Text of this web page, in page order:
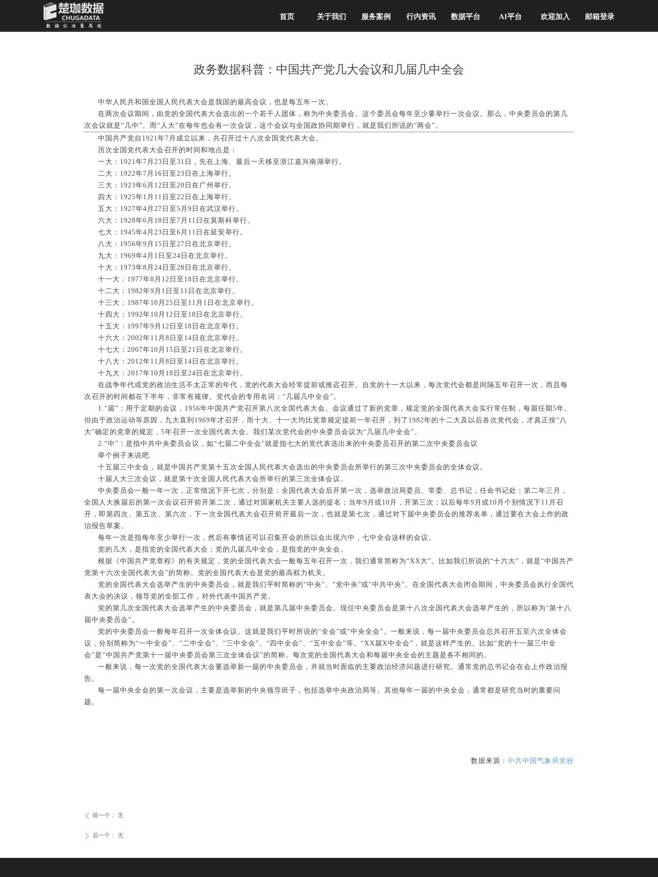
首页 关于我们 服务案例 行内资讯 数据平台 AI平台 欢迎加入 邮箱登录
政务数据科普：中国共产党几大会议和几届几中全会
中华人民共和国全国人民代表大会是我国的最高会议，也是每五年一次。
在两次会议期间，由党的全国代表大会选出的一个若干人团体，称为中央委员会。这个委员会每年至少要举行一次会议。那么，中央委员会的第几
次会议就是“几中”。而“人大”在每年也会有一次会议，这个会议与全国政协同期举行，就是我们所说的“两会”。
中国共产党自1921年7月成立以来，共召开过十八次全国党代表大会。
历次全国党代表大会召开的时间和地点是：
一大：1921年7月23日至31日，先在上海、最后一天移至浙江嘉兴南湖举行。
二大：1922年7月16日至23日在上海举行。
三大：1923年6月12日至20日在广州举行。
四大：1925年1月11日至22日在上海举行。
五大：1927年4月27日至5月9日在武汉举行。
六大：1928年6月18日至7月11日在莫斯科举行。
七大：1945年4月23日至6月11日在延安举行。
八大：1956年9月15日至27日在北京举行。
九大：1969年4月1日至24日在北京举行。
十大：1973年8月24日至28日在北京举行。
十一大：1977年8月12日至18日在北京举行。
十二大：1982年9月1日至11日在北京举行。
十三大：1987年10月25日至11月1日在北京举行。
十四大：1992年10月12日至18日在北京举行。
十五大：1997年9月12日至18日在北京举行。
十六大：2002年11月8日至14日在北京举行。
十七大：2007年10月15日至21日在北京举行。
十八大：2012年11月8日至14日在北京举行。
十九大：2017年10月18日至24日在北京举行。
在战争年代或党的政治生活不太正常的年代，党的代表大会经常提前或推迟召开。自党的十一大以来，每次党代会都是间隔五年召开一次，而且每
次召开的时间都在下半年，非常有规律。党代会的专用名词：“几届几中全会”。
1.“届”：用于定期的会议，1956年中国共产党召开第八次全国代表大会。会议通过了新的党章，规定党的全国代表大会实行常任制，每届任期5年。
但由于政治运动等原因，九大直到1969年才召开，而十大、十一大均比党章规定提前一年召开，到了1982年的十二大及以后各次党代会，才真正按“八
大”确定的党章的规定，5年召开一次全国代表大会。我们某次党代会的中央委员会议为“几届几中全会”。
2.“中”：是指中共中央委员会议，如“七届二中全会”就是指七大的党代表选出来的中央委员召开的第二次中央委员会议
举个例子来说吧:
十五届三中全会，就是中国共产党第十五次全国人民代表大会选出的中央委员会所举行的第三次中央委员会的全体会议。
十届人大三次会议，就是第十次全国人民代表大会所举行的第三次全体会议。
中央委员会一般一年一次，正常情况下开七次，分别是：全国代表大会后开第一次，选举政治局委员、常委、总书记，任命书记处；第二年三月，
全国人大换届后的第一次会议召开前开第二次，通过对国家机关主要人选的提名；当年9月或10月，开第三次；以后每年9月或10月个别情况下11月召
开，即第四次、第五次、第六次，下一次全国代表大会召开前开最后一次，也就是第七次，通过对下届中央委员会的推荐名单，通过要在大会上作的政
治报告草案。
每年一次是指每年至少举行一次，然后有事情还可以召集开会的所以会出现六中，七中全会这样的会议。
党的几大，是指党的全国代表大会；党的几届几中全会，是指党的中央全会。
根据《中国共产党章程》的有关规定，党的全国代表大会一般每五年召开一次，我们通常简称为“XX大”。比如我们所说的“十六大”，就是“中国共产
党第十六次全国代表大会”的简称。党的全国代表大会是党的最高权力机关。
党的全国代表大会选举产生的中央委员会，就是我们平时简称的“中央”、“党中央”或“中共中央”。在全国代表大会闭会期间，中央委员会执行全国代
表大会的决议，领导党的全部工作，对外代表中国共产党。
党的第几次全国代表大会选举产生的中央委员会，就是第几届中央委员会。现任中央委员会是第十八次全国代表大会选举产生的，所以称为“第十八
届中央委员会”。
党的中央委员会一般每年召开一次全体会议。这就是我们平时所说的“全会”或“中央全会”。一般来说，每一届中央委员会总共召开五至六次全体会
议，分别简称为“一中全会”、“二中全会”、“三中全会”、“四中全会”、“五中全会”等。“XX届X中全会”，就是这样产生的。比如“党的十一届三中全
会”是“中国共产党第十一届中央委员会第三次全体会议”的简称。每次党的全国代表大会和每届中央全会的主题是各不相同的。
一般来说，每一次党的全国代表大会要选举新一届的中央委员会，并就当时面临的主要政治经济问题进行研究。通常党的总书记会在会上作政治报
告。
每一届中央全会的第一次会议，主要是选举新的中央领导班子，包括选举中央政治局等。其他每年一届的中央全会，通常都是研究当时的重要问
题。
数据来源： 中共中国气象局党校
ꄴ 前一个： 无
ꄲ 后一个： 无